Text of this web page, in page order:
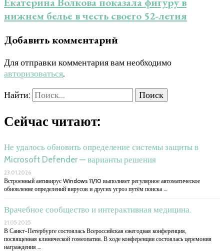
нижнем белье в честь своего 52-летия
Добавить комментарий
Для отправки комментария вам необходимо
авторизоваться.
Найти:
Сейчас читают:
Не удалось обновить определение системы защиты в
Microsoft Defender — варианты решения
23.01.2026
Встроенный антивирус Windows 11/10 выполняет регулярное автоматическое
обновление определений вирусов и других угроз путём поиска …
Врачебное сообщество и интерактивная медицина.
21.05.2025
В Санкт-Петербурге состоялась Всероссийская ежегодная конференция,
посвященная клинической гомеопатии. В ходе конференции состоялась церемония
награждения …